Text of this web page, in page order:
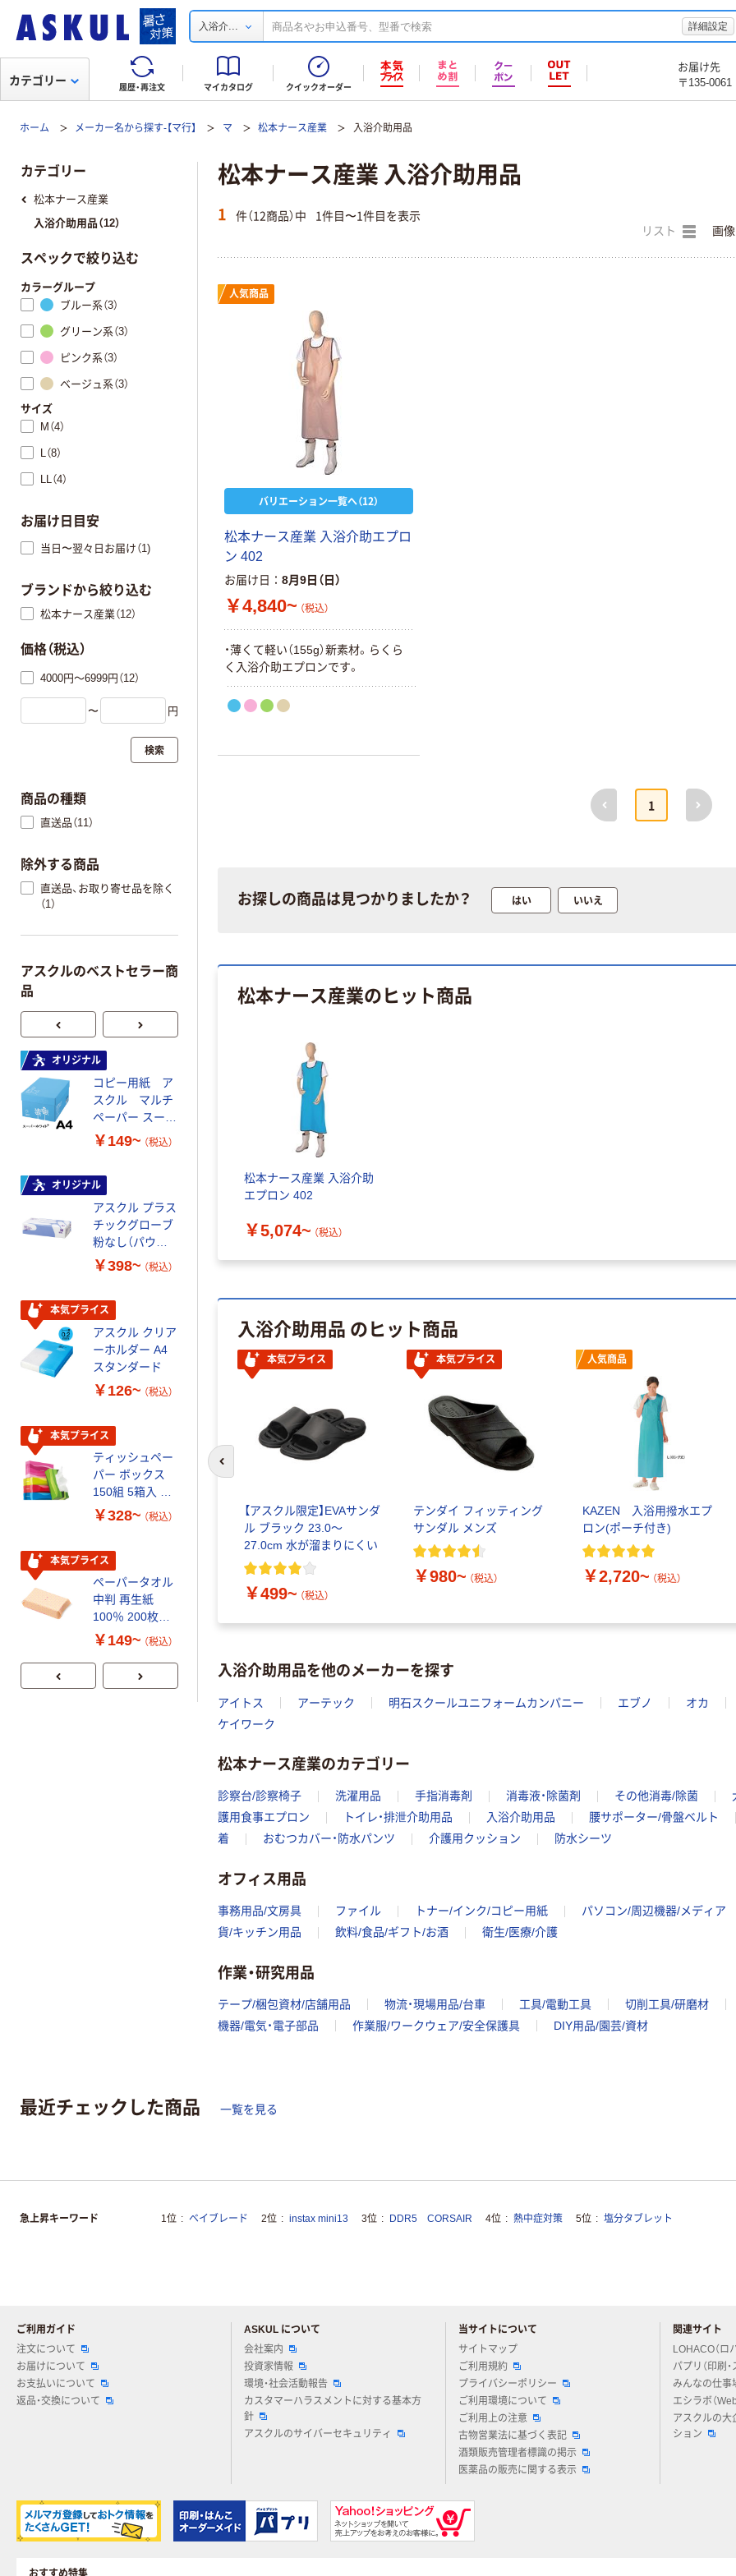
入浴介... 詳細設定
履歴・再注文 マイカタログ クイックオーダー
お届け先
〒135-0061
カテゴリー
ホーム メーカー名から探す-【マ行】 マ 松本ナース産業 入浴介助用品
松本ナース産業 入浴介助用品
1 件（12商品）中 1件目〜1件目を表示
リスト 画像
人気商品
バリエーション一覧へ（12）
松本ナース産業 入浴介助エプロ
ン 402
お届け日 8月9日（日）
￥4,840~ （税込）
・薄くて軽い（155g）新素材。らくら
く入浴介助エプロンです。
前へ
1
次へ
お探しの商品は見つかりましたか？ はい いいえ
松本ナース産業のヒット商品
松本ナース産業 入浴介助
エプロン 402
￥5,074~ （税込）
入浴介助用品 のヒット商品
本気プライス
【アスクル限定】EVAサンダ
ル ブラック 23.0～
27.0cm 水が溜まりにくい
￥499~ （税込）
本気プライス
テンダイ フィッティング
サンダル メンズ
￥980~ （税込）
人気商品
KAZEN 入浴用撥水エプ
ロン(ポーチ付き)
￥2,720~ （税込）
前のスライドへ
入浴介助用品を他のメーカーを探す
アイトス アーテック 明石スクールユニフォームカンパニー エブノ オカ
ケイワーク
松本ナース産業のカテゴリー
診察台/診察椅子 洗濯用品 手指消毒剤 消毒液・除菌剤 その他消毒/除菌
護用食事エプロン
トイレ・排泄介助用品 入浴介助用品 腰サポーター/骨盤ベルト
着
おむつカバー・防水パンツ 介護用クッション 防水シーツ
オフィス用品
事務用品/文房具 ファイル トナー/インク/コピー用紙 パソコン/周辺機器/メディア
貨/キッチン用品
飲料/食品/ギフト/お酒 衛生/医療/介護
作業・研究用品
テープ/梱包資材/店舗用品 物流・現場用品/台車 工具/電動工具 切削工具/研磨材
機器/電気・電子部品
作業服/ワークウェア/安全保護具 DIY用品/園芸/資材
カテゴリー
松本ナース産業
入浴介助用品（12）
スペックで絞り込む
カラーグループ
ブルー系（3）
グリーン系（3）
ピンク系（3）
ベージュ系（3）
サイズ
M（4）
L（8）
LL（4）
お届け日目安
当日〜翌々日お届け（1)
ブランドから絞り込む
松本ナース産業（12）
価格（税込）
4000円～6999円（12）
〜 円
検索
商品の種類
直送品（11）
除外する商品
直送品、お取り寄せ品を除く
（1）
アスクルのベストセラー商
品
オリジナル
コピー用紙 ア
スクル マルチ
ペーパー スーパ
ーホワイト+
￥149~ （税込）
オリジナル
アスクル プラス
チックグローブ
粉なし（パウダ
ーフリー）
￥398~ （税込）
本気プライス
アスクル クリア
ーホルダー A4
スタンダード
￥126~ （税込）
本気プライス
ティッシュペー
パー ボックス
150組 5箱入 ア
スクル スマート
証
￥328~ （税込）
本気プライス
ペーパータオル
中判 再生紙
100％ 200枚
FSC認証 シング
企画 オリジナル
￥149~ （税込）
コピー用紙 マ
ルチペーパー
スーパーエコノ
￥149~ （税込）
本気プライス
パー ダブル60
ｍ 再生紙
100% 6ロール
￥460~
アスクル 耳にや
さしい やわらか
いマスク
本気プライス
トイレットペー
100% 6ロール
リサイクル100
芯あり FSC認
証
￥470~ （税込）
期間限定価格
スチックグロー
キャップシール
￥1,037~
オリジナル
G バルクタイプ
￥140~ （税込）
サントリー 天然
ーター ペットボ
トル
￥686~
本気プライス
ップ
FSC認証紙 アス
￥143~
パー ボックス
モカ 200組 5個
アスクル オリジ
ナルティッシュ
PEFC認証
￥428~
【アスクル限定】
ファーストレイ
ト ニトリルグ
ローブ ブル
ー 粉なし（パ
ウダーフリー）
￥698~ （税込）
オリジナル
アスクル 検査用
￥96~ （税込）
最近チェックした商品 一覧を見る
急上昇キーワード 1位 ベイブレード 2位 instax mini13 3位 DDR5 CORSAIR 4位 熱中症対策 5位 塩分タブレット
ご利用ガイド
注文について
お届けについて
お支払いについて
返品・交換について
ASKUL について
会社案内
投資家情報
環境・社会活動報告
カスタマーハラスメントに対する基本方
針
アスクルのサイバーセキュリティ
当サイトについて
サイトマップ
ご利用規約
プライバシーポリシー
ご利用環境について
ご利用上の注意
古物営業法に基づく表記
酒類販売管理者標識の掲示
医薬品の販売に関する表示
関連サイト
LOHACO（ロ
パプリ（印刷・
みんなの仕事
エシラボ（
アスクルの大
ション
おすすめ特集